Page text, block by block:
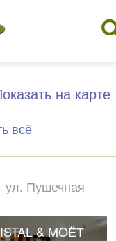
на карте
всё
ул. Пушечная
& MOЁТ